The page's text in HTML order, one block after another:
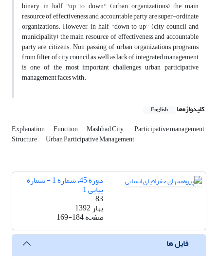
binary, in half ''up to down'' (urban organizations) the main
resource of effectiveness and accountable party are super-ordinate
organizations. However, in half ''down to up'' (city council and
municipality) the main resource of effectiveness and accountable
party are citizens. Non passing of urban organizations programs
from filter of city council as well as lack of integrated management
is one of the most important challenges urban participative
management faces with.
کلیدواژه‌ها English
Explanation Function Mashhad City. Participative management
Structure Urban Participative Management
دوره 45، شماره 1 - شماره
پیاپی 1
83
بهار 1392
صفحه169-184
فایل ها